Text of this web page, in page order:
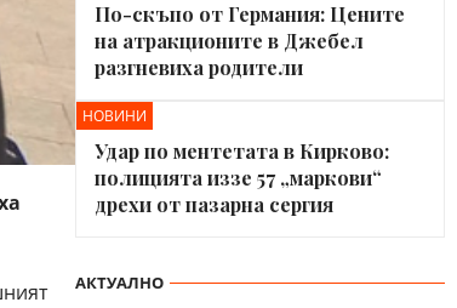
По-скъпо от Германия: Цените
на атракционите в Джебел
разгневиха родители
НОВИНИ
Удар по ментетата в Кирково:
полицията иззе 57 „маркови“
дрехи от пазарна сергия
АКТУАЛНО